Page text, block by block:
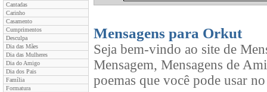
Cantadas
Carinho
Casamento
Cumprimentos
Desculpa
Dia das Mães
Dia das Mulheres
Dia do Amigo
Dia dos Pais
Família
Formatura
Mensagens para Orkut
Seja bem-vindo ao site de
Mensagem, Mensagens de
poemas que você pode usar